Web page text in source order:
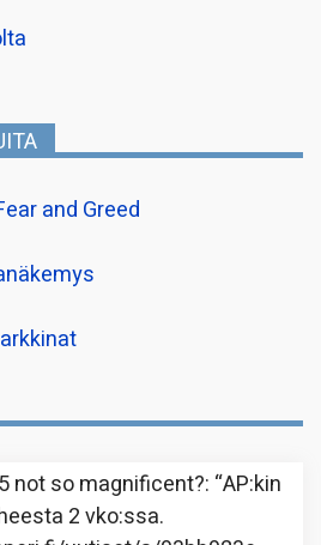
and Greed
5 not so magnificent?: “AP:kin
2 vko:ssa.